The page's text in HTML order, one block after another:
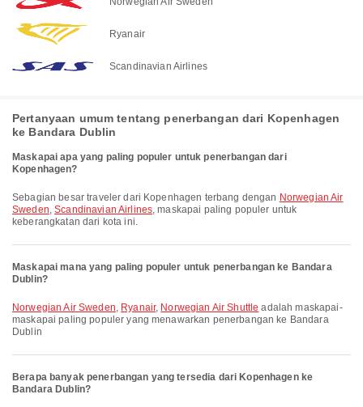
Ryanair
Scandinavian Airlines
Pertanyaan umum tentang penerbangan dari Kopenhagen
ke Bandara Dublin
Maskapai apa yang paling populer untuk penerbangan dari
Kopenhagen?
Sebagian besar traveler dari Kopenhagen terbang dengan Norwegian Air
Sweden,Scandinavian Airlines, maskapai paling populer untuk
keberangkatan dari kota ini.
Maskapai mana yang paling populer untuk penerbangan ke Bandara
Dublin?
Norwegian Air Sweden, Ryanair, Norwegian Air Shuttle adalah maskapai-
maskapai paling populer yang menawarkan penerbangan ke Bandara
Dublin
Berapa banyak penerbangan yang tersedia dari Kopenhagen ke
Bandara Dublin?